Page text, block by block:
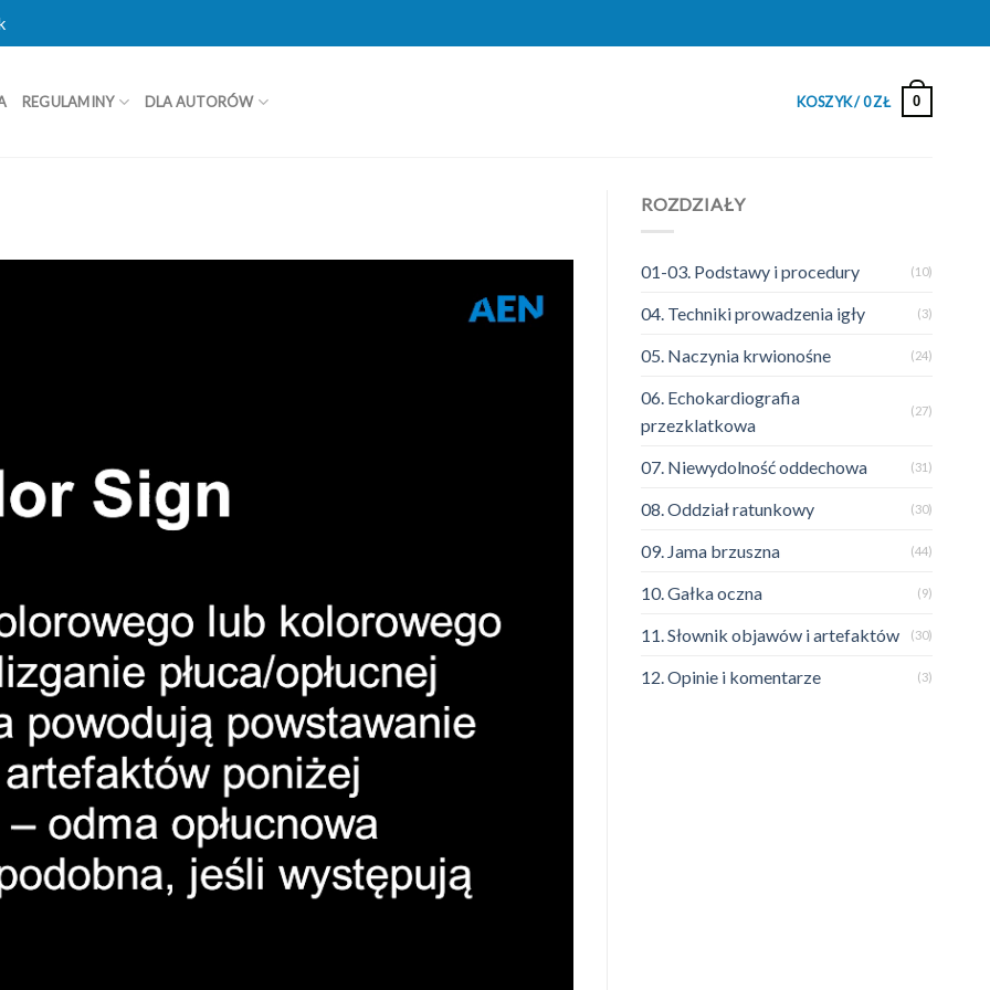
REGULAMINY DLA AUTORÓW KOSZYK /0ZŁ 0
ROZDZIAŁY
01-03. Podstawy i procedury (10)
04. Techniki prowadzenia igły (3)
05. Naczynia krwionośne (24)
06. Echokardiografia
przezklatkowa
(27)
07. Niewydolność oddechowa (31)
08. Oddział ratunkowy (30)
09. Jama brzuszna (44)
10. Gałka oczna (9)
11. Słownik objawów i artefaktów (30)
12. Opinie i komentarze (3)